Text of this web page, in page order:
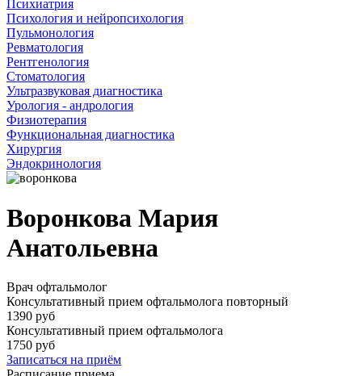
Психиатрия
Психология и нейропсихология
Пульмонология
Ревматология
Рентгенология
Стоматология
Ультразвуковая диагностика
Урология - андрология
Физиотерапия
Функциональная диагностика
Хирургия
Эндокринология
Воронкова Мария
Анатольевна
Врач офтальмолог
Консультативный прием офтальмолога повторный
1390 руб
Консультативный прием офтальмолога
1750 руб
Записаться на приём